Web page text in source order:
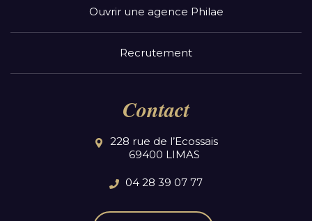
Ouvrir une agence Philae
Recrutement
Contact
228 rue de l’Ecossais
69400 LIMAS
04 28 39 07 77